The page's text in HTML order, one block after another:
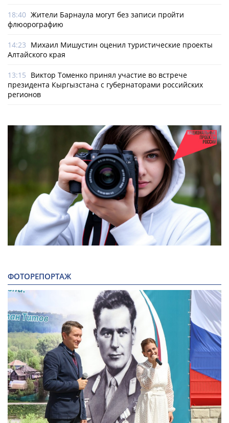
18:40 Жители Барнаула могут без записи пройти
флюорографию
14:23 Михаил Мишустин оценил туристические проекты
Алтайского края
13:15 Виктор Томенко принял участие во встрече
президента Кыргызстана с губернаторами российских
регионов
ФОТОРЕПОРТАЖ